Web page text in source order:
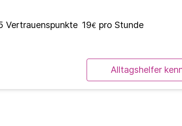
Vertrauenspunkte 19€ pro Stunde
Alltagshelfer